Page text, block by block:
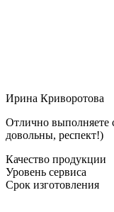
Ирина Криворотова
Отлично выполняете
довольны, респект!)
Качество продукции
Уровень сервиса
Срок изготовления